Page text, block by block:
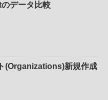
データ比較
(Organizations)新規作成